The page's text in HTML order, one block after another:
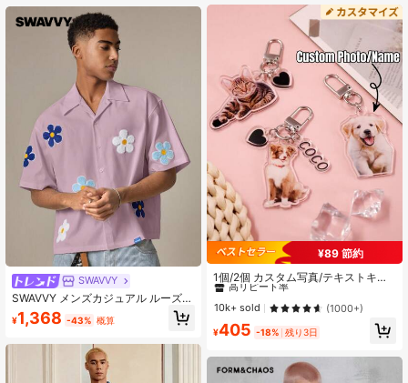
SWAVVY
SWAVVY メンズカジュアル ルーズフ
ィット 半袖 織りシャツ、ファッショ
ナブルな日常着
¥1,368 -43% 概算
¥89 節約
1個/2個 カスタム写真/テキストキー
チェーン、パーソナライズペット写
真キーチェーン、カスタマイズアク
リルハートキーチェーン、カスタマ
イズ可能なバッグチャーム、財布チ
ャーム。ペット愛好家へのギフト
#2 ベストセラー
高リピート率
#2 ベストセラー
高リピート率
#2 ベストセラー
高リピート率
#2 ベストセラー
に カスタマイズされたキーホルダーとアクセサリー
高リピート率
10k+ sold (1000+)
¥405 -18% 残り3日